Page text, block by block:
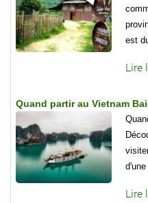
est
Lire
Quand partir au Vietnam
Lire